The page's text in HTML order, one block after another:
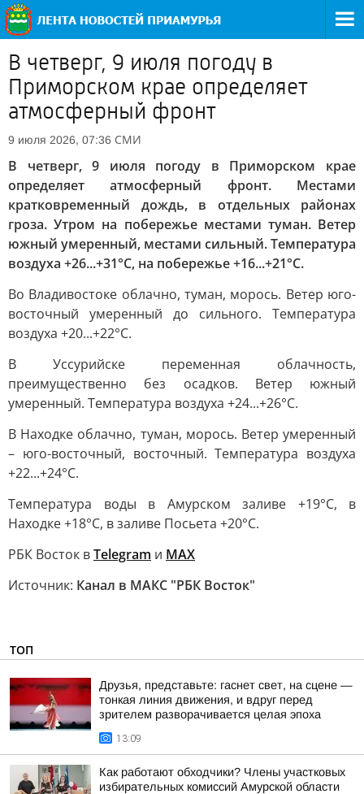
В четверг, 9 июля погоду в
Приморском крае определяет
атмосферный фронт
9 июля 2026, 07:36 СМИ
В четверг, 9 июля погоду в Приморском крае
определяет атмосферный фронт. Местами
кратковременный дождь, в отдельных районах
гроза. Утром на побережье местами туман. Ветер
южный умеренный, местами сильный. Температура
воздуха +26...+31°C, на побережье +16...+21°C.
Во Владивостоке облачно, туман, морось. Ветер юго-
восточный умеренный до сильного. Температура
воздуха +20...+22°С.
В Уссурийске переменная облачность,
преимущественно без осадков. Ветер южный
умеренный. Температура воздуха +24...+26°C.
В Находке облачно, туман, морось. Ветер умеренный
– юго-восточный, восточный. Температура воздуха
+22...+24°С.
Температура воды в Амурском заливе +19°C, в
Находке +18°C, в заливе Посьета +20°C.
РБК Восток вTelegram и MAX
Источник: Канал в МАКС "РБК Восток"
ТОП
Друзья, представьте: гаснет свет, на сцене —
тонкая линия движения, и вдруг перед
зрителем разворачивается целая эпоха
13:09
Как работают обходчики? Члены участковых
избирательных комиссий Амурской области